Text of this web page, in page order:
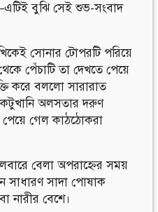
বুঝি সেই শুভ-সংবাদ
সোনার টোপরটি পরিয়ে
পেঁচাটি তা দেখতে পেয়ে
করে বললো সারারাত
অলসতার দরুণ
পেয়ে গেল কাঠঠোকরা
বেলা অপরাহ্নের সময়
সাধারণ সাদা পোষাক
নারীর বেশে।